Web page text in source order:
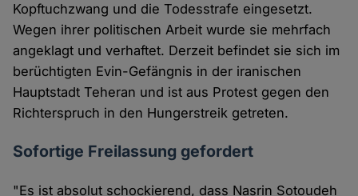
Kopftuchzwang und die Todesstrafe eingesetzt.
Wegen ihrer politischen Arbeit wurde sie mehrfach
angeklagt und verhaftet. Derzeit befindet sie sich im
berüchtigten Evin-Gefängnis in der iranischen
Hauptstadt Teheran und ist aus Protest gegen den
Richterspruch in den Hungerstreik getreten.
Sofortige Freilassung gefordert
"Es ist absolut schockierend, dass Nasrin Sotoudeh